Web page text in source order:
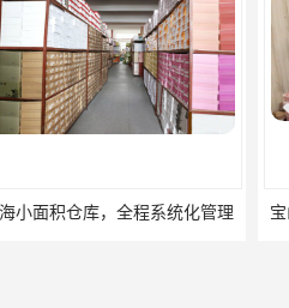
山区小面积托管仓库，电商仓库